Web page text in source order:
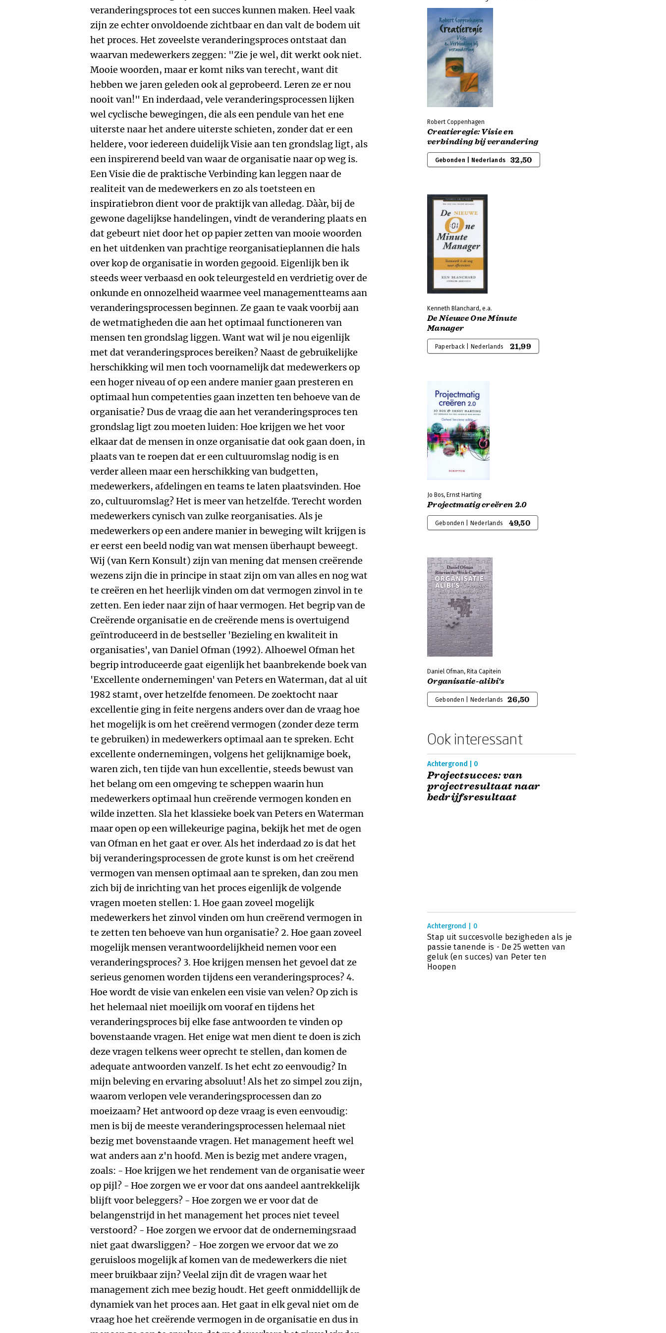
Robert Coppenhagen
Creatieregie: Visie en
verbinding bij verandering
Gebonden | Nederlands 32,50
Kenneth Blanchard, e.a.
De Nieuwe One Minute
Manager
Paperback | Nederlands 21,99
Jo Bos, Ernst Harting
Projectmatig creëren 2.0
Gebonden | Nederlands 49,50
Daniel Ofman, Rita Capitein
Organisatie-alibi's
Gebonden | Nederlands 26,50
Ook interessant
Achtergrond | 0
Projectsucces: van
projectresultaat naar
bedrijfsresultaat
Achtergrond | 0
Stap uit succesvolle bezigheden als je
passie tanende is - De 25 wetten van
geluk (en succes) van Peter ten
Hoopen